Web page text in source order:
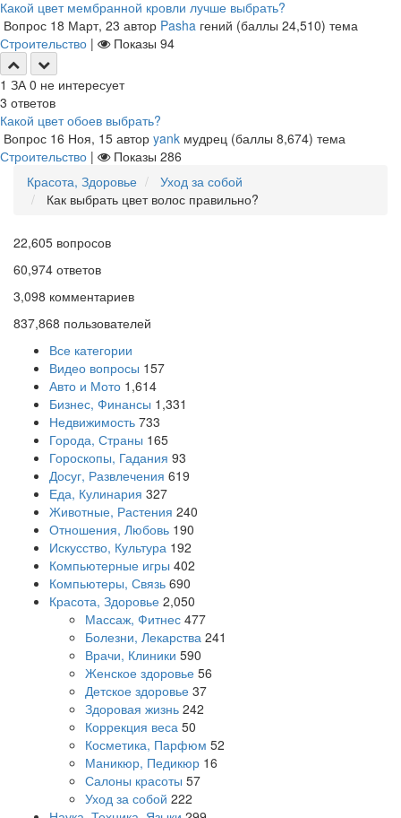
Какой цвет мембранной кровли лучше выбрать?
Вопрос 18 Март, 23 автор Pasha гений (баллы 24,510) тема
Строительство | Показы 94
1 ЗА 0 не интересует
3 ответов
Какой цвет обоев выбрать?
Вопрос 16 Ноя, 15 автор yank мудрец (баллы 8,674) тема
Строительство | Показы 286
Красота, Здоровье
Уход за собой
Как выбрать цвет волос правильно?
22,605 вопросов
60,974 ответов
3,098 комментариев
837,868 пользователей
Все категории
Видео вопросы 157
Авто и Мото 1,614
Бизнес, Финансы 1,331
Недвижимость 733
Города, Страны 165
Гороскопы, Гадания 93
Досуг, Развлечения 619
Еда, Кулинария 327
Животные, Растения 240
Отношения, Любовь 190
Искусство, Культура 192
Компьютерные игры 402
Компьютеры, Связь 690
Красота, Здоровье 2,050
Массаж, Фитнес 477
Болезни, Лекарства 241
Врачи, Клиники 590
Женское здоровье 56
Детское здоровье 37
Здоровая жизнь 242
Коррекция веса 50
Косметика, Парфюм 52
Маникюр, Педикюр 16
Салоны красоты 57
Уход за собой 222